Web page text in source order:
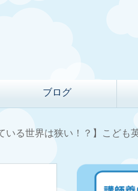
ブログ
いる世界は狭い！？】こども